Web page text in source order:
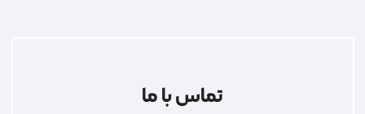
تماس با ما